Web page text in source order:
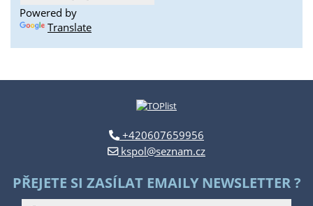
Powered by
Translate
+420607659956
kspol@seznam.cz
PŘEJETE SI ZASÍLAT EMAILY NEWSLETTER ?